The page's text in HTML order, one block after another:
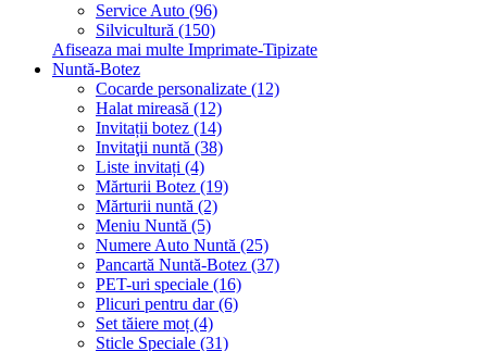
Service Auto (96)
Silvicultură (150)
Afiseaza mai multe Imprimate-Tipizate
Nuntă-Botez
Cocarde personalizate (12)
Halat mireasă (12)
Invitații botez (14)
Invitaţii nuntă (38)
Liste invitați (4)
Mărturii Botez (19)
Mărturii nuntă (2)
Meniu Nuntă (5)
Numere Auto Nuntă (25)
Pancartă Nuntă-Botez (37)
PET-uri speciale (16)
Plicuri pentru dar (6)
Set tăiere moț (4)
Sticle Speciale (31)